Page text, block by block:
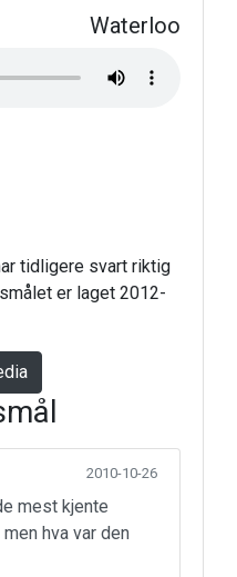
Waterloo
tidligere svart riktig
er laget 2012-
2010-10-26
mest kjente
hva var den